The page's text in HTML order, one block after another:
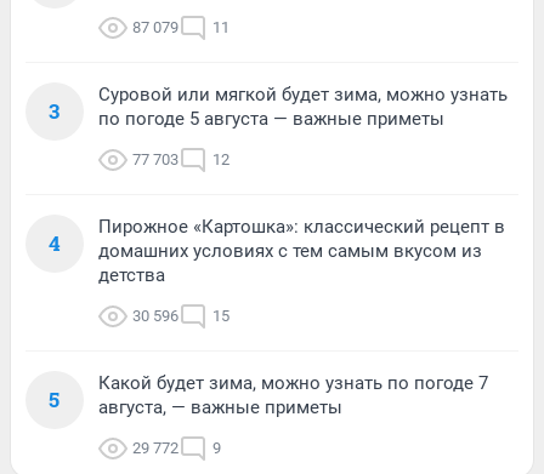
87 079 11
3
Суровой или мягкой будет зима, можно узнать
по погоде 5 августа — важные приметы
77 703 12
4
Пирожное «Картошка»: классический рецепт в
домашних условиях с тем самым вкусом из
детства
30 596 15
5
Какой будет зима, можно узнать по погоде 7
августа, — важные приметы
29 772 9